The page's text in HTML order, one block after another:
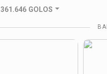
361.646 GOLOS